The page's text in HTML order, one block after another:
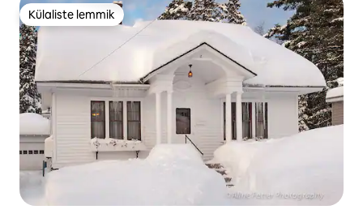
Külaliste lemmik
Külaliste lemmik